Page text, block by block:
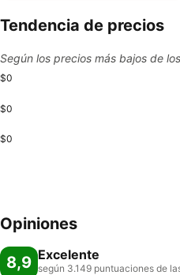
Tendencia de precios
Según los precios más bajos de
$0
$0
$0
Opiniones
8,9 Excelente
según 3.149 puntuaciones de